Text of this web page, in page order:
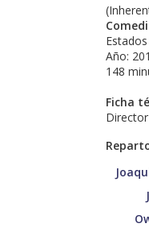
Año:
148
Ficha